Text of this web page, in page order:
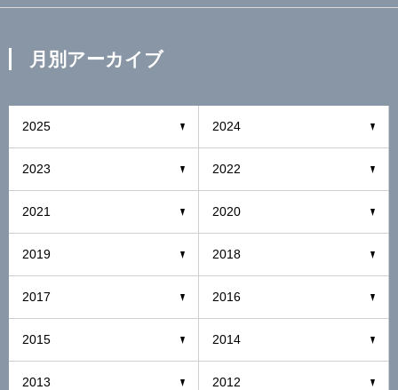
月別アーカイブ
2025 2024
2023 2022
2021 2020
2019 2018
2017 2016
2015 2014
2013 2012